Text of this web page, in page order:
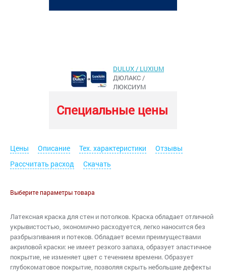
DULUX / LUXIUM
ДЮЛАКС /
ЛЮКСИУМ
Специальные цены
Цены Описание Тех. характеристики
Отзывы
Рассчитать расход
Скачать
Выберите параметры товара
Латексная краска для стен и потолков. Краска обладает отличной
укрывистостью, экономично расходуется, легко наносится без
разбрызгивания и потеков. Обладает всеми преимуществами
акриловой краски: не имеет резкого запаха, образует эластичное
покрытие, не изменяет цвет с течением времени. Образует
глубокоматовое покрытие, позволяя скрыть небольшие дефекты